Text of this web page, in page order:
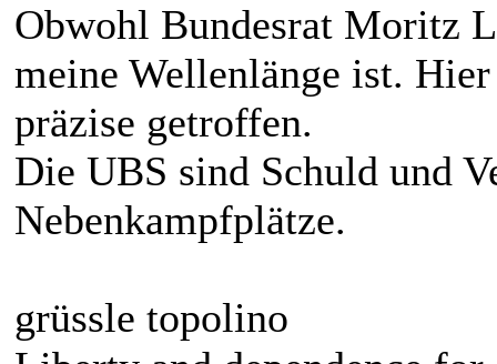
Obwohl Bundesrat Moritz
meine Wellenlänge ist.
präzise getroffen.
Die UBS sind Schuld und
Nebenkampfplätze.
grüssle topolino